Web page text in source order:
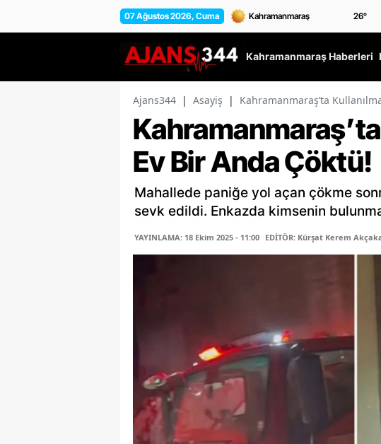
07 Ağustos 2026, Cuma 26°
Kahramanmaraş Haberleri
Ajans344 | Asayiş | Kahramanmaraş’ta
Ev Bir Anda Çöktü!
Mahallede paniğe yol açan çökme
sevk edildi. Enkazda kimsenin
YAYINLAMA: 18 Ekim 2025 - 11:00 EDİTÖR: Kürşat Kerem